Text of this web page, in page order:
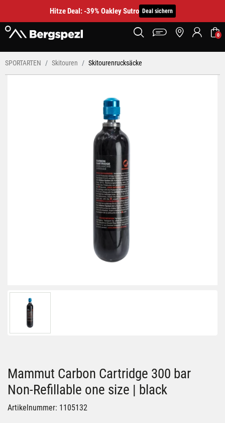
Hitze Deal: -39% Oakley Sutro Deal sichern
0
SPORTARTEN Skitouren Skitourenrucksäcke
Mammut Carbon Cartridge 300 bar
Non-Refillable one size | black
Artikelnummer: 1105132